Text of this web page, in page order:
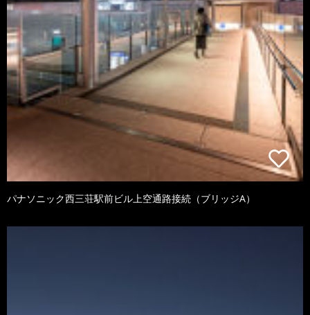
パナソニック西三荘駅前ビル上空通路接続（ブリッジA）